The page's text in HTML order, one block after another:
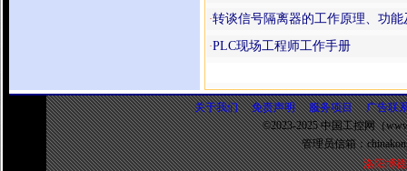
·转谈信号隔离器的工作原理、功能
·PLC现场工程师工作手册
关于我们 免责声明 服务项目
广告联
©2023-2025 中国工控网（
管理员信箱：
洛阳博